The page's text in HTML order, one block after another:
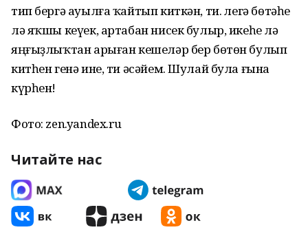
тип бергә ауылға ҡайтып киткән, ти. Әлегә бөтәһе
лә яҡшы кеүек, артабан нисек булыр, икеһе лә
яңғыҙлыҡтан арыған кешеләр бер бөтөн булып
китһен генә ине, ти әсәйем. Шулай була ғына
күрһен!
Фото: zen.yandex.ru
Читайте нас